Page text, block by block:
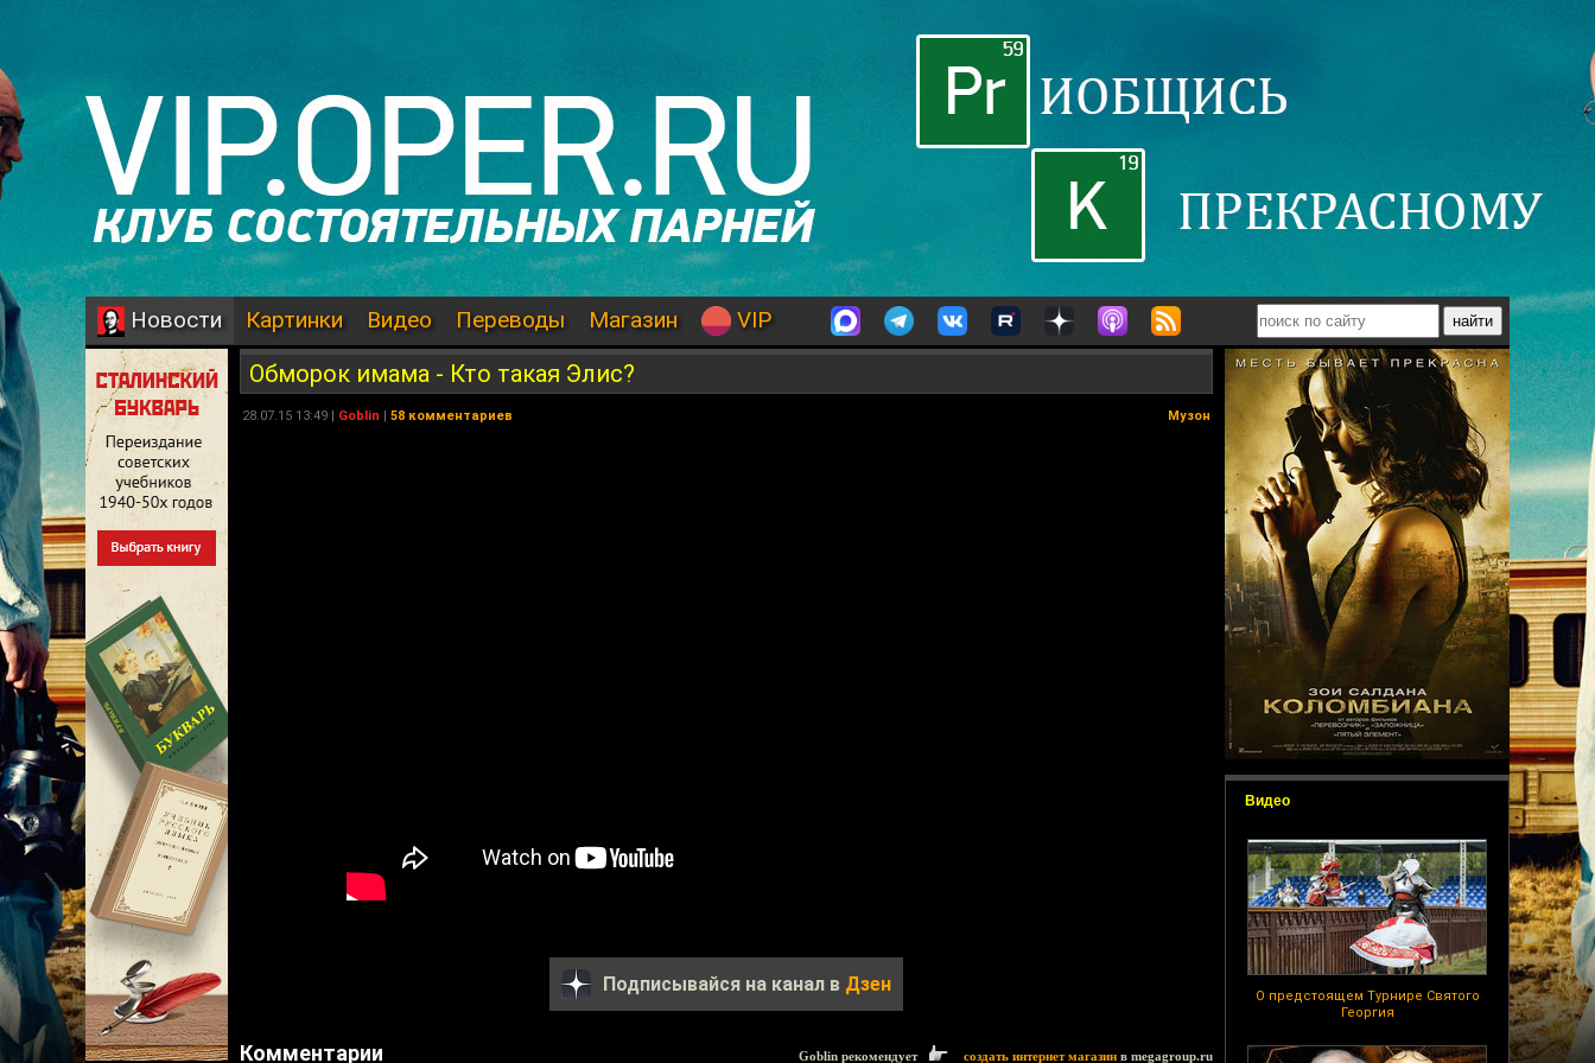
Новости Картинки Видео Переводы Магазин VIP
Видео
О предстоящем Турнире Святого
Георгия
Обморок имама - Кто такая Элис?
28.07.15 13:49 | Goblin | 58 комментариев Музон
Подписывайся на канал в Дзен
Комментарии Goblin рекомендует создать интернет магазин в megagroup.ru